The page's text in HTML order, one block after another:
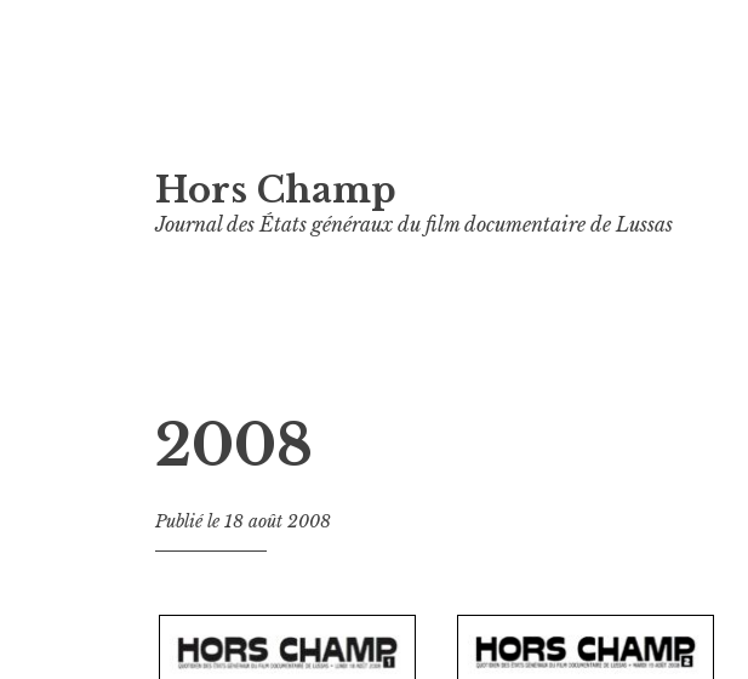
au
contenu
Hors Champ
Journal des États généraux du film documentaire de Lussas
2008
Publié le18 août 2008